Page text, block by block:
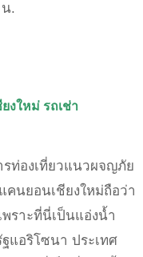
น.
ยงใหม่ รถเช่า
ท่องเที่ยวแนวผจญภัย
นยอนเชียงใหม่ถือว่า
ราะที่นี่เป็นแอ่งน้ำ
แอริโซนา ประเทศ